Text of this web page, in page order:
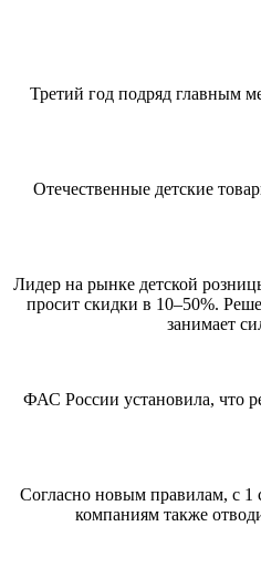
Третий год подряд главным
Отечественные детские
Лидер на рынке детской
просит скидки в 10–50%.
занимает
ФАС России установила, что
Согласно новым правилам, с 1
компаниям также